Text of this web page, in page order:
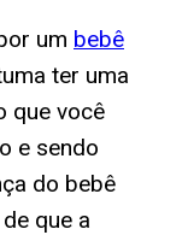
um bebê
ter uma
que você
e sendo
do bebê
que a